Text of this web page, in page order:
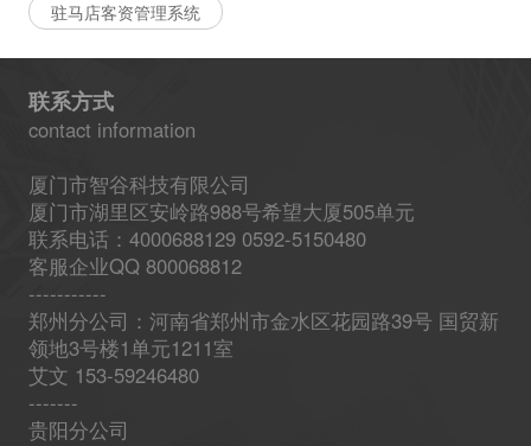
驻马店客资管理系统
联系方式
contact information
厦门市智谷科技有限公司
厦门市湖里区安岭路988号希望大厦505单元
联系电话：4000688129 0592-5150480
客服企业QQ 800068812
-----------
郑州分公司：河南省郑州市金水区花园路39号 国贸新
领地3号楼1单元1211室
艾文 153-59246480
-------
贵阳分公司